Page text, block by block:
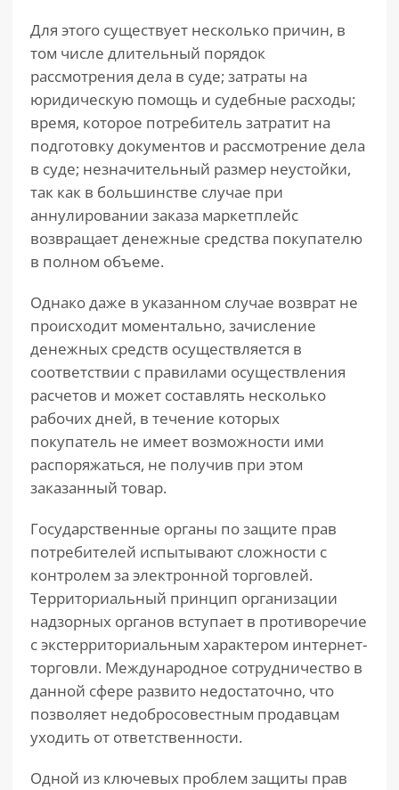
Для этого существует несколько причин, в
том числе длительный порядок
рассмотрения дела в суде; затраты на
юридическую помощь и судебные расходы;
время, которое потребитель затратит на
подготовку документов и рассмотрение дела
в суде; незначительный размер неустойки,
так как в большинстве случае при
аннулировании заказа маркетплейс
возвращает денежные средства покупателю
в полном объеме.
Однако даже в указанном случае возврат не
происходит моментально, зачисление
денежных средств осуществляется в
соответствии с правилами осуществления
расчетов и может составлять несколько
рабочих дней, в течение которых
покупатель не имеет возможности ими
распоряжаться, не получив при этом
заказанный товар.
Государственные органы по защите прав
потребителей испытывают сложности с
контролем за электронной торговлей.
Территориальный принцип организации
надзорных органов вступает в противоречие
с экстерриториальным характером интернет-
торговли. Международное сотрудничество в
данной сфере развито недостаточно, что
позволяет недобросовестным продавцам
уходить от ответственности.
Одной из ключевых проблем защиты прав